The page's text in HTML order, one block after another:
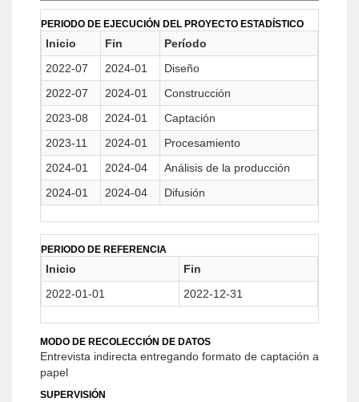
PERIODO DE EJECUCIÓN DEL PROYECTO ESTADÍSTICO
Inicio Fin
Período
2022-07
2024-01
Diseño
2022-07
2024-01
Construcción
2023-08
2024-01
Captación
2023-11
2024-01
Procesamiento
2024-01
2024-04
Análisis de la producción
2024-01
2024-04 Difusión
PERIODO DE REFERENCIA
Inicio
Fin
2022-01-01
2022-12-31
MODO DE RECOLECCIÓN DE DATOS
Entrevista indirecta entregando formato de captación a
papel
SUPERVISIÓN